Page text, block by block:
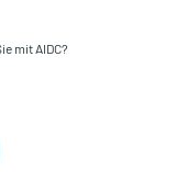
mit AIDC?